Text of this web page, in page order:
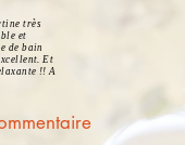
très
et
de bain
Et
!! A